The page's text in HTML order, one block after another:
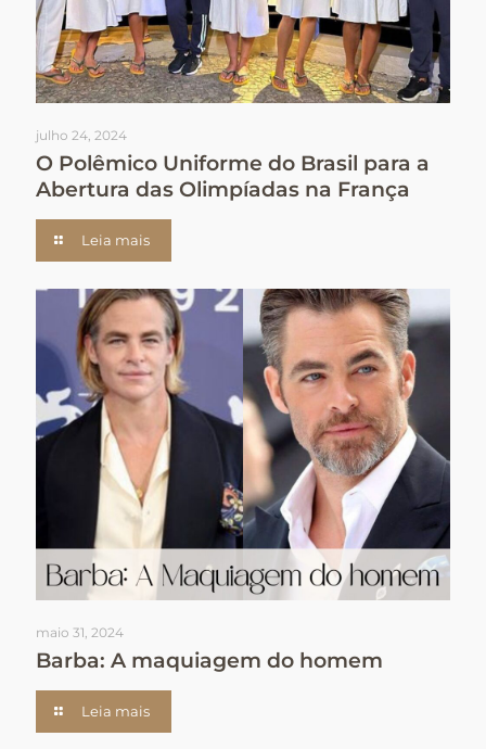
julho 24, 2024
O Polêmico Uniforme do Brasil para a
Abertura das Olimpíadas na França
Leia mais
maio 31, 2024
Barba: A maquiagem do homem
Leia mais